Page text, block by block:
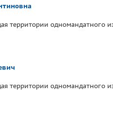
территории
территории